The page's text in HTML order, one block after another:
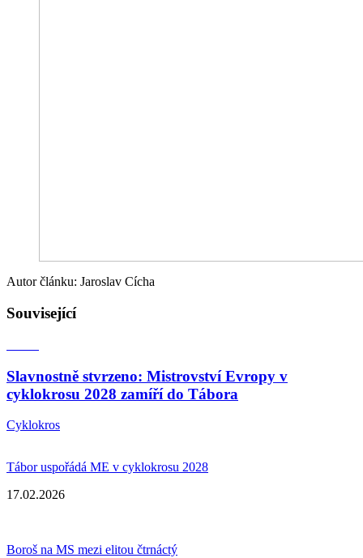
Autor článku: Jaroslav Cícha
Související
Slavnostně stvrzeno: Mistrovství Evropy v
cyklokrosu 2028 zamíří do Tábora
Cyklokros
Tábor uspořádá ME v cyklokrosu 2028
17.02.2026
Boroš na MS mezi elitou čtrnáctý